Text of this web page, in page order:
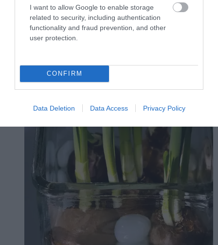
I want to allow Google to enable storage
related to security, including authentication
functionality and fraud prevention, and other
user protection.
CONFIRM
Data Deletion Data Access Privacy Policy